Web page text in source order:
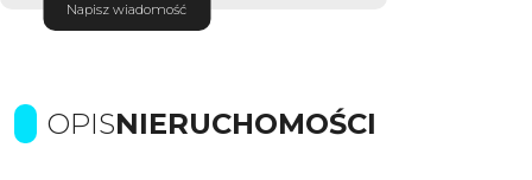
Napisz wiadomość
OPISNIERUCHOMOŚCI